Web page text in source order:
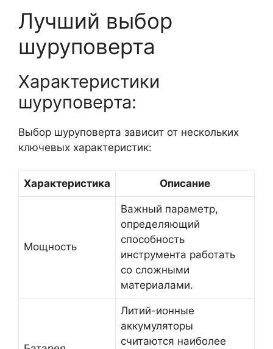
Лучший выбор
шуруповерта
Характеристики
шуруповерта:
Выбор шуруповерта зависит от нескольких
ключевых характеристик:
Характеристика Описание
Мощность
Важный параметр,
определяющий
способность
инструмента работать
со сложными
материалами.
Литий-ионные
аккумуляторы
считаются наиболее